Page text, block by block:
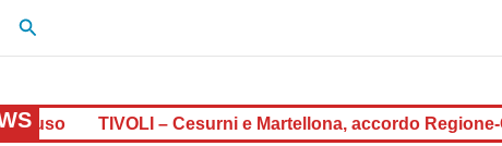
Cerca
TIVOLI – Cesurni e Martellona, accordo Regione-Comune